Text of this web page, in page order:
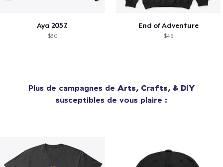
Aya 2057.
$30
End of Adventure
$46
Plus de campagnes de Arts, Crafts, & DIY
susceptibles de vous plaire :